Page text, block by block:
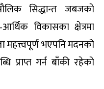
सिद्धान्त जबजको
विकासका क्षेत्रमा
भएपनि मदनको
प्राप्त गर्न बाँकी रहेको